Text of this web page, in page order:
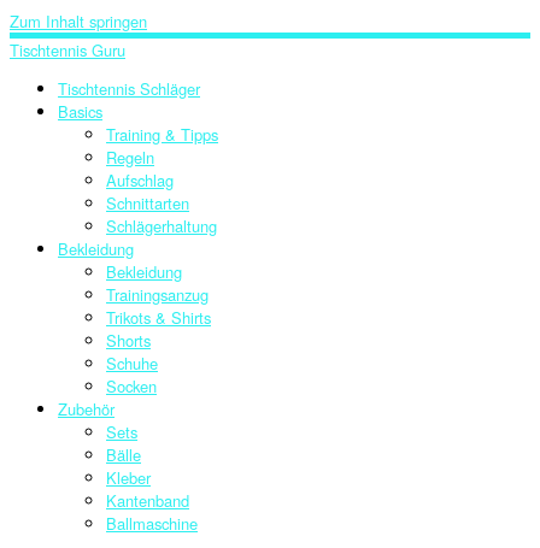
Zum Inhalt springen
Tischtennis Guru
Tischtennis Schläger
Basics
Training & Tipps
Regeln
Aufschlag
Schnittarten
Schlägerhaltung
Bekleidung
Bekleidung
Trainingsanzug
Trikots & Shirts
Shorts
Schuhe
Socken
Zubehör
Sets
Bälle
Kleber
Kantenband
Ballmaschine